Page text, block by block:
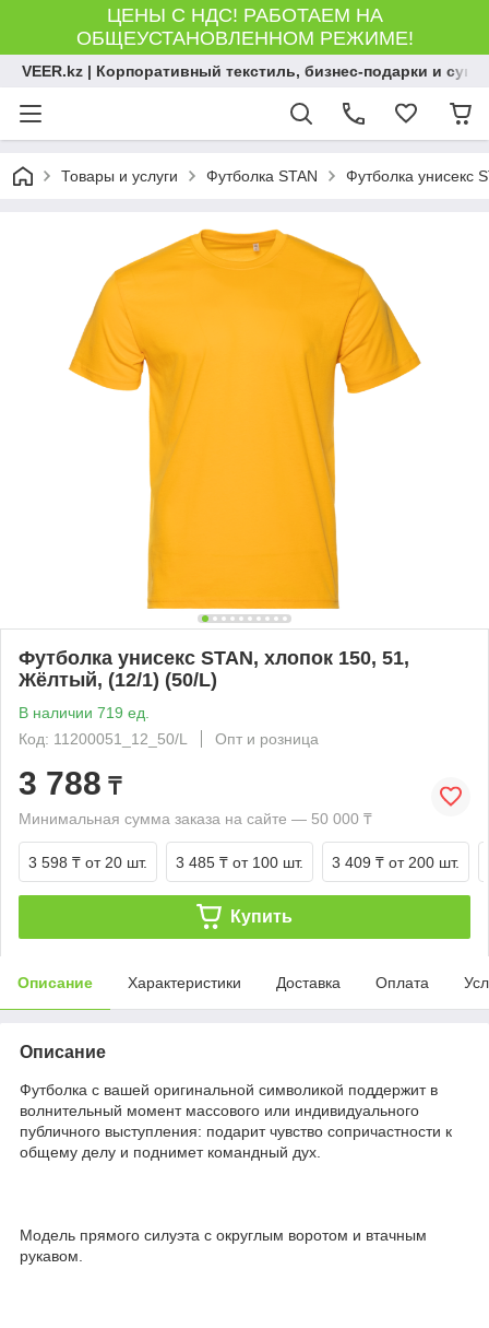
ЦЕНЫ С НДС! РАБОТАЕМ НА
ОБЩЕУСТАНОВЛЕННОМ РЕЖИМЕ!
VEER.kz | Корпоративный текстиль, бизнес-подарки и
Товары и услуги Футболка STAN Футболка унисекс
Футболка унисекс STAN, хлопок 150, 51,
Жёлтый, (12/1) (50/L)
В наличии 719 ед.
Код: 11200051_12_50/L
Опт и розница
3 788 ₸
Минимальная сумма заказа на сайте — 50 000 ₸
3 598 ₸ от 20 шт. 3 485 ₸ от 100 шт. 3 409 ₸ от 200 шт.
Купить
Описание Характеристики Доставка Оплата
Описание
Футболка с вашей оригинальной символикой поддержит в
волнительный момент массового или индивидуального
публичного выступления: подарит чувство сопричастности к
общему делу и поднимет командный дух.
Модель прямого силуэта с округлым воротом и втачным
рукавом.